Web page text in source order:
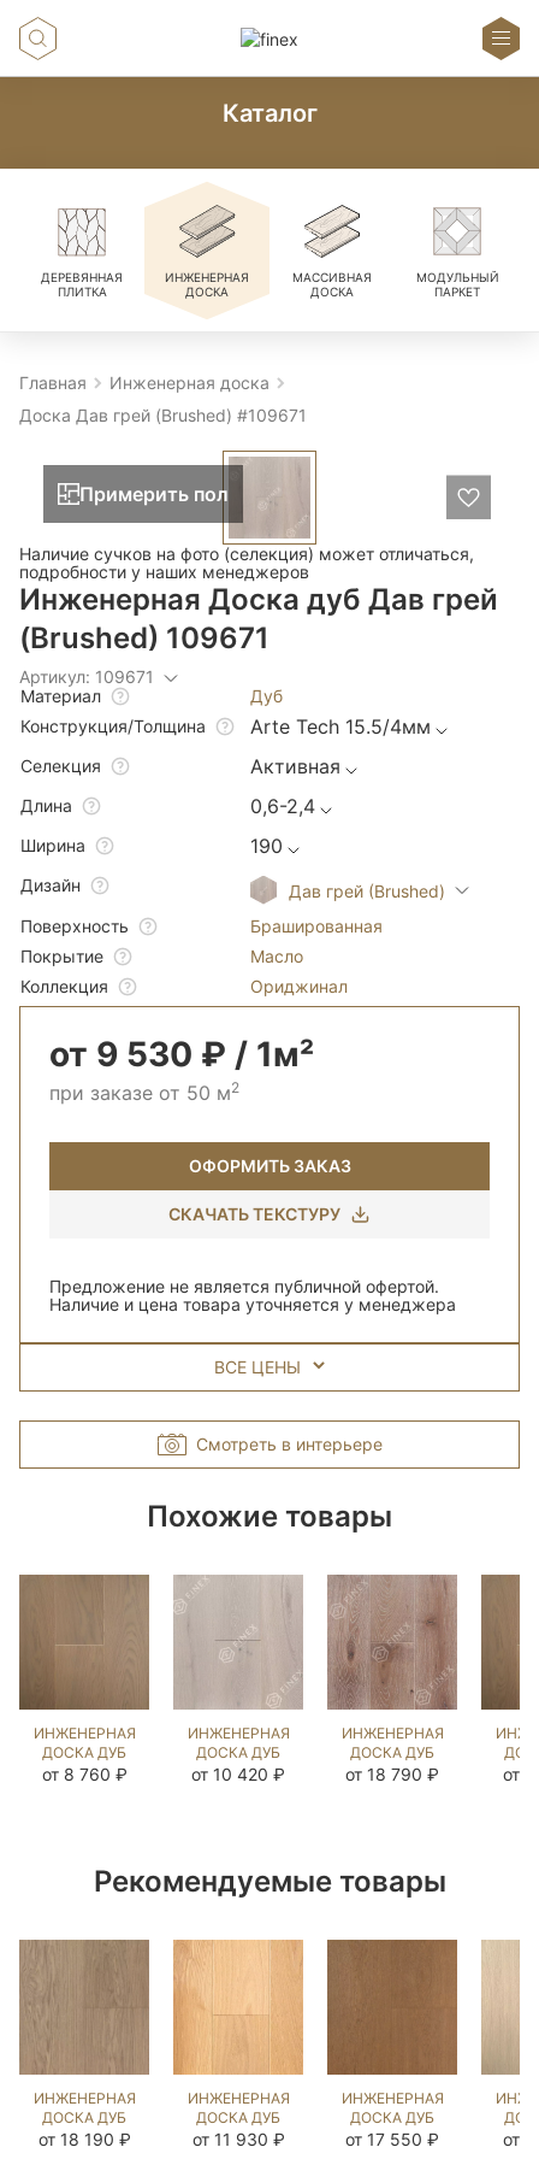
Каталог
ДЕРЕВЯННАЯ
ПЛИТКА
ИНЖЕНЕРНАЯ
ДОСКА
МАССИВНАЯ
ДОСКА
МОДУЛЬНЫЙ
ПАРКЕТ
Главная
Инженерная доска
Доска Дав грей (Brushed) #109671
Примерить пол
Наличие сучков на фото (селекция) может отличаться,
подробности у наших менеджеров
Инженерная Доска дуб Дав грей
(Brushed) 109671
Артикул: 109671
Материал
Дуб
Конструкция/Толщина
Arte Tech 15.5/4мм
Селекция Активная
Длина 0,6-2,4
Ширина 190
Дизайн
Дав грей (Brushed)
Поверхность
Брашированная
Покрытие
Масло
Коллекция
Ориджинал
от 9 530 ₽ / 1м²
при заказе от 50 м2
ОФОРМИТЬ ЗАКАЗ
СКАЧАТЬ ТЕКСТУРУ
Предложение не является публичной офертой.
Наличие и цена товара уточняется у менеджера
ВСЕ ЦЕНЫ
Смотреть в интерьере
Похожие товары
ИНЖЕНЕРНАЯ
ДОСКА ДУБ
КЕРРЕРА
от 8 760 ₽
ИНЖЕНЕРНАЯ
ДОСКА ДУБ
ДАВ ГРЕЙ
от 10 420 ₽
ИНЖЕНЕРНАЯ
ДОСКА ДУБ
НОРДИК NEW
от 18 790 ₽ от
Рекомендуемые товары
ИНЖЕНЕРНАЯ
ДОСКА ДУБ
ГАЛО
от 18 190 ₽
ИНЖЕНЕРНАЯ
ДОСКА ДУБ
КАННА
от 11 930 ₽
ИНЖЕНЕРНАЯ
ДОСКА ДУБ
ЗАКАТ
от 17 550 ₽ от